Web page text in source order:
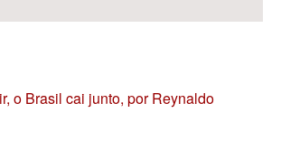
o Brasil cai junto, por Reynaldo